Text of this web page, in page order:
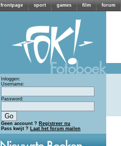
frontpage sport games film forum
Inloggen:
Username:
Password:
Geen account ? Registreer nu
Pass kwijt ? Laat het forum mailen